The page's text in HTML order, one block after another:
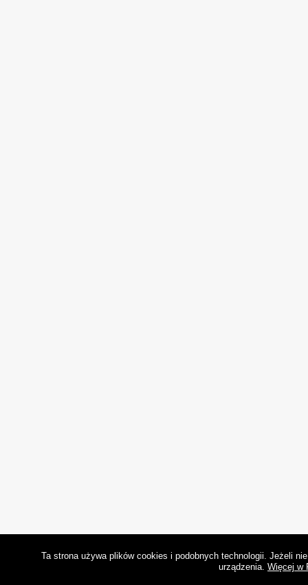
Ta strona używa plików cookies i podobnych technologii. Jeżeli
urządzenia. Więcej w